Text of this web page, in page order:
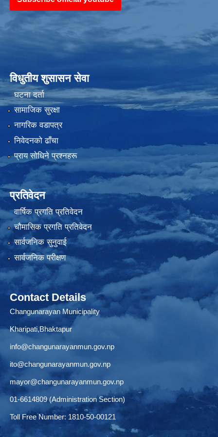
विधुतीय शुसासन सेवा
घटना दर्ता
सामाजिक सुरक्षा
नागरिक वडापत्र
निवेदनको ढाँचा
प्राय साेधिने प्रश्नहरू
प्रतिवेदन
वार्षिक प्रगति प्रतिवेदन
चौमासिक प्रगति प्रतिवेदन
सार्वजनिक सुनुवाई
सार्वजनिक परीक्षण
Contact Details
Changunarayan Municipality
Kharipati,Bhaktapur
info@changunarayanmun.gov.np
ito@changunarayanmun.gov.np
mayor@changunarayanmun.gov.np
01-6614809 (Administration Section)
Toll Free Number: 1810-50-00121